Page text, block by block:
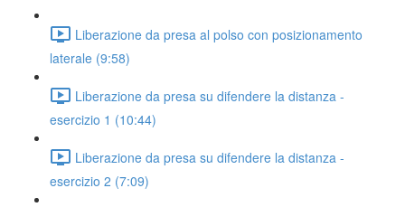
Liberazione da presa al polso con posizionamento
laterale (9:58)
Liberazione da presa su difendere la distanza -
esercizio 1 (10:44)
Liberazione da presa su difendere la distanza -
esercizio 2 (7:09)